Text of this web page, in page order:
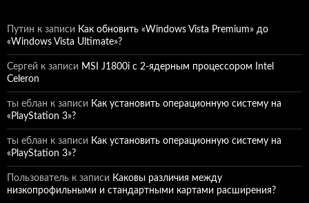
Путин к записи Как обновить «Windows Vista Premium» до
«Windows Vista Ultimate»?
Сергей к записи MSI J1800i с 2-ядерным процессором Intel
Celeron
ты еблан к записи Как установить операционную систему на
«PlayStation 3»?
ты еблан к записи Как установить операционную систему на
«PlayStation 3»?
Пользователь к записи Каковы различия между
низкопрофильными и стандартными картами расширения?